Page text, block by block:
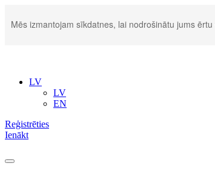
Mēs izmantojam sīkdatnes, lai nodrošinātu jums
LV
LV
EN
Reģistrēties
Ienākt